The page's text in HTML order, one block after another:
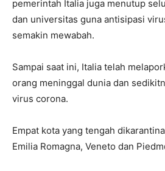
pemerintah Italia juga menutup
dan universitas guna antisipasi
semakin mewabah.
Sampai saat ini, Italia telah
orang meninggal dunia dan
virus corona.
Empat kota yang tengah
Emilia Romagna, Veneto dan